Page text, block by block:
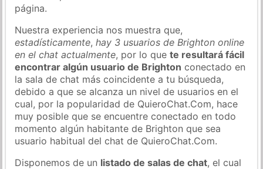
página.
Nuestra experiencia nos muestra que,
estadísticamente,hay 3 usuarios de Brighton online
en el chat actualmente, por lo quete resultará fácil
encontrar algún usuario de Brighton conectado en
la sala de chat más coincidente a tu búsqueda,
debido a que se alcanza un nivel de usuarios en el
cual, por la popularidad de QuieroChat.Com, hace
muy posible que se encuentre conectado en todo
momento algún habitante de Brighton que sea
usuario habitual del chat de QuieroChat.Com.
Disponemos de un listado de salas de chat, el cual